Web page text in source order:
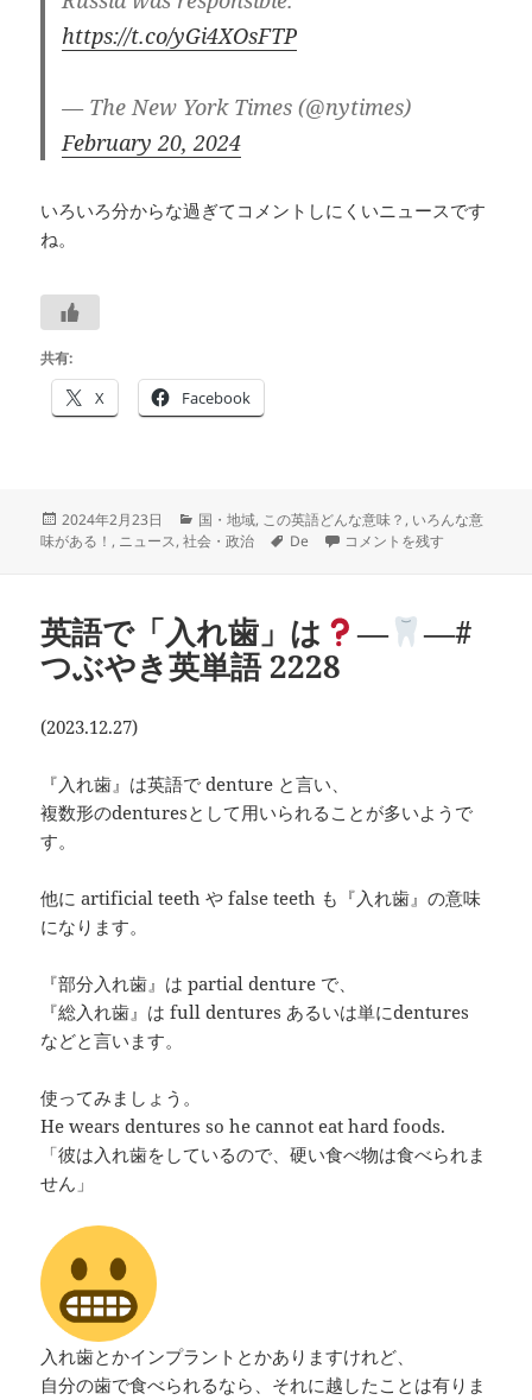
https://t.co/yGi4XOsFTP
— The New York Times (@nytimes)
February 20, 2024
いろいろ分からな過ぎてコメントしにくいニュースです
ね。
共有:
X Facebook
投
稿
2024年2月23日
カ
テ
国・地域, この英語どんな意味？ , いろんな意
味がある！ , ニュース,社会・政治
タ
De 欠陥じゃない方の defect は
コメントを残す
英語で「入れ歯」は ―
―#
つぶやき英単語 2228
(2023.12.27)
『入れ歯』は英語で denture と言い、
複数形のdenturesとして用いられることが多いようで
す。
他に artificial teeth や false teeth も『入れ歯』の意味
になります。
『部分入れ歯』は partial denture で、
『総入れ歯』は full dentures あるいは単にdentures
などと言います。
使ってみましょう。
He wears dentures so he cannot eat hard foods.
「彼は入れ歯をしているので、硬い食べ物は食べられま
せん」
入れ歯とかインプラントとかありますけれど、
自分の歯で食べられるなら、それに越したことは有りま